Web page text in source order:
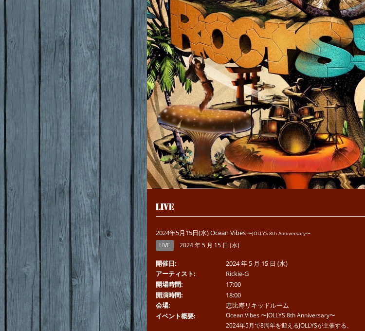
LIVE
2024年5月15日(水) Ocean Vibes 〜JOLLYS 8th Anniversary〜
LIVE 2024 年 5 月 15 日 (水)
開催日
2024 年 5 月 15 日 (水)
アーティスト
Rickie-G
開場時間
17:00
開演時間
18:00
会場
恵比寿リキッドルーム
イベント概要
Ocean Vibes 〜JOLLYS 8th Anniversary〜
2024年5月で8周年を迎えるJOLLYSが主催する、